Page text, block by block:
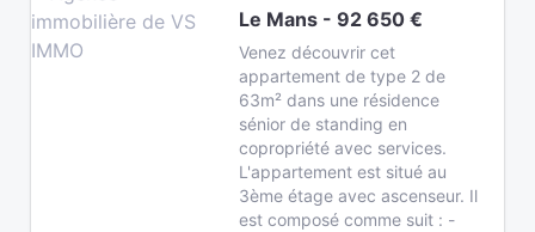
Le Mans - 92 650 €
Venez découvrir cet
appartement de type 2 de
63m² dans une résidence
sénior de standing en
copropriété avec services.
L'appartement est situé au
3ème étage avec ascenseur. Il
est composé comme suit : -